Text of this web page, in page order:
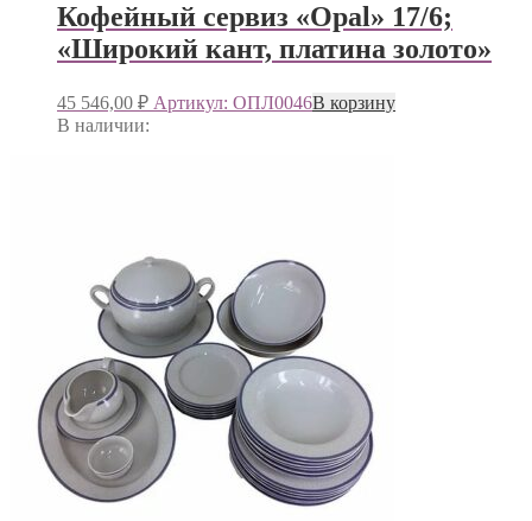
Кофейный сервиз «Opal» 17/6;
«Широкий кант, платина золото»
45 546,00 ₽ Артикул: ОПЛ0046В корзину
В наличии: